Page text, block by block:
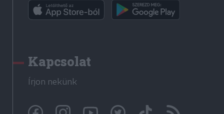
Kapcsolat
Írjon nekünk